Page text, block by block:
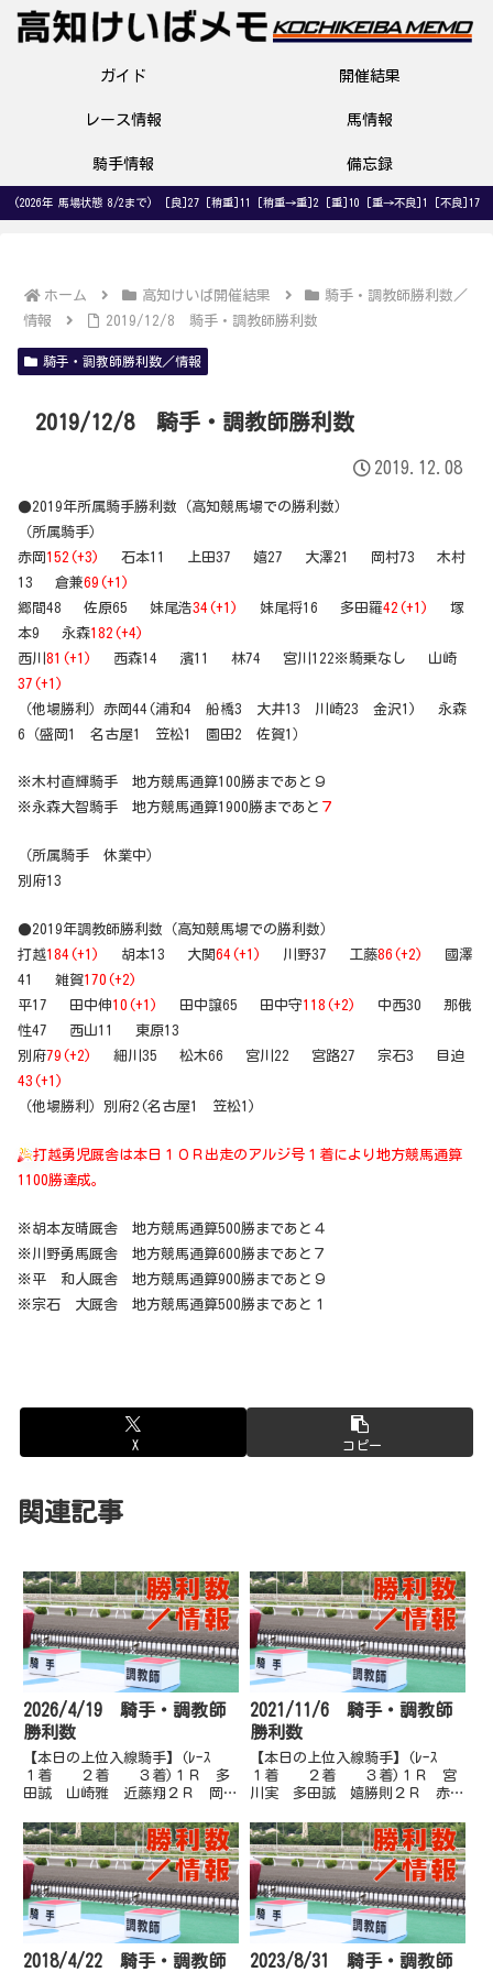
ガイド 開催結果
レース情報 馬情報
騎手情報 備忘録
(2026年 馬場状態 8/2まで) [良]27 [稍重]11 [稍重→重]2 [重]10 [重→不良]1 [不良]17
ホーム 高知けいば開催結果
騎手・調教師勝利数／
情報
2019/12/8 騎手・調教師勝利数
騎手・調教師勝利数／情報
2019/12/8 騎手・調教師勝利数
2019.12.08
●2019年所属騎手勝利数（高知競馬場での勝利数）
（所属騎手）
赤岡152(+3)
石本11 上田37 嬉27 大澤21 岡村73 木村
13 倉兼69(+1)
郷間48 佐原65 妹尾浩34(+1) 妹尾将16 多田羅42(+1)
塚
本9 永森182(+4)
西川 81(+1)
西森14 濱11 林74 宮川122※騎乗なし 山崎
37(+1)
（他場勝利）赤岡44(浦和4 船橋3 大井13 川崎23 金沢1) 永森
6（盛岡1 名古屋1 笠松1 園田2 佐賀1）
※木村直輝騎手 地方競馬通算100勝まであと９
※永森大智騎手 地方競馬通算1900勝まであと ７
（所属騎手 休業中）
別府13
●2019年調教師勝利数（高知競馬場での勝利数）
打越184(+1) 胡本13 大関64(+1) 川野37 工藤86(+2)
國澤
41 雑賀170(+2)
平17 田中伸10(+1) 田中譲65 田中守118(+2)
中西30 那俄
性47 西山11 東原13
別府79(+2)
細川35 松木66 宮川22 宮路27 宗石3 目迫
43(+1)
（他場勝利）別府2(名古屋1 笠松1)
打越勇児厩舎は本日１０Ｒ出走のアルジ号１着により地方競馬通算
1100勝達成。
※胡本友晴厩舎 地方競馬通算500勝まであと４
※川野勇馬厩舎 地方競馬通算600勝まであと７
※平 和人厩舎 地方競馬通算900勝まであと９
※宗石 大厩舎 地方競馬通算500勝まであと１
X コピー
関連記事
2026/4/19 騎手・調教師
勝利数
【本日の上位入線騎手】(ﾚｰｽ
１着 ２着 ３着)１Ｒ 多
田誠 山崎雅 近藤翔２Ｒ 岡遼
誠 永森大 岡村卓４Ｒ 赤岡
修 山崎雅 妹尾浩５Ｒ 木村
直 多田誠 岡村卓６Ｒ 郷間
勇 岡遼太 山田貴７Ｒ 阿部
基 上...
2021/11/6 騎手・調教師
勝利数
【本日の上位入線騎手】(ﾚｰｽ
１着 ２着 ３着)１Ｒ 宮
川実 多田誠 嬉勝則２Ｒ 赤岡
美 倉兼育 岡遼太４Ｒ 赤岡
修 林謙佑 塚本雄５Ｒ 岡村
卓 赤岡修 林謙佑６Ｒ 多田
誠 永森大 林謙佑７Ｒ 嬉勝
則 宮...
2018/4/22 騎手・調教師 2023/8/31 騎手・調教師